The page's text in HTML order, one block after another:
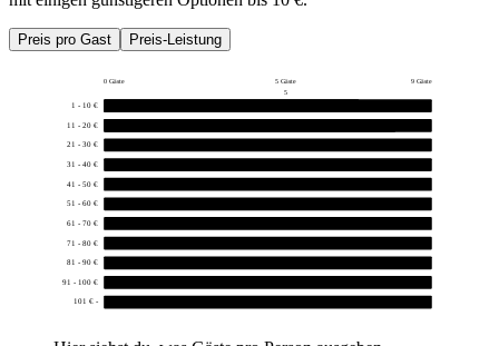
Preis pro Gast Preis-Leistung
0 Gäste 5 Gäste
9 Gäste
5
1 - 10 €
11 - 20 €
21 - 30 €
31 - 40 €
41 - 50 €
51 - 60 €
61 - 70 €
71 - 80 €
81 - 90 €
91 - 100 €
101 € -